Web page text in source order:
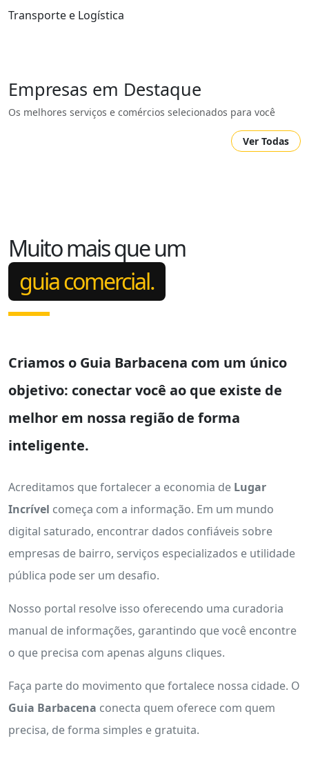
Transporte e Logística
Empresas em Destaque
Os melhores serviços e comércios selecionados para você
Ver Todas
Muito mais que um
guia comercial.
Criamos o Guia Barbacena com um único
objetivo: conectar você ao que existe de
melhor em nossa região de forma
inteligente.
Acreditamos que fortalecer a economia de Lugar
Incrível começa com a informação. Em um mundo
digital saturado, encontrar dados confiáveis sobre
empresas de bairro, serviços especializados e utilidade
pública pode ser um desafio.
Nosso portal resolve isso oferecendo uma curadoria
manual de informações, garantindo que você encontre
o que precisa com apenas alguns cliques.
Faça parte do movimento que fortalece nossa cidade. O
Guia Barbacena conecta quem oferece com quem
precisa, de forma simples e gratuita.